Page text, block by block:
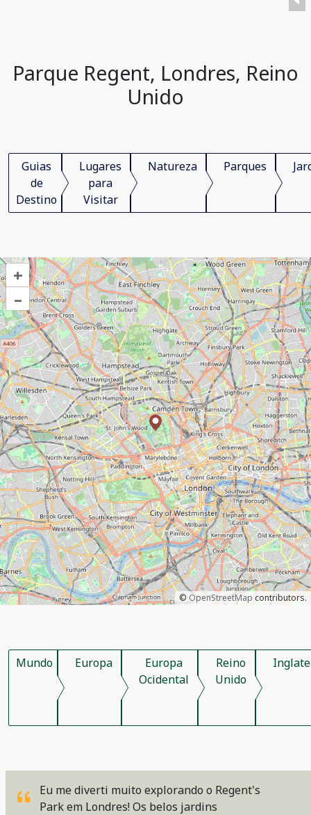
Parque Regent, Londres, Reino
Unido
Guias
de
Destino
Lugares
para
Visitar
Natureza Parques
+
–
© OpenStreetMap contributors.
Mundo Europa
Europa
Ocidental
Reino
Unido
Eu me diverti muito explorando o Regent's
Park em Londres! Os belos jardins